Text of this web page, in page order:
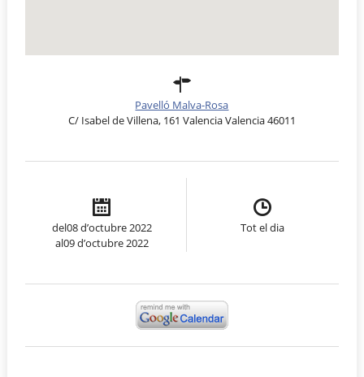
Pavelló Malva-Rosa
C/ Isabel de Villena, 161 Valencia Valencia 46011
del08 d’octubre 2022
al09 d’octubre 2022
Tot el dia